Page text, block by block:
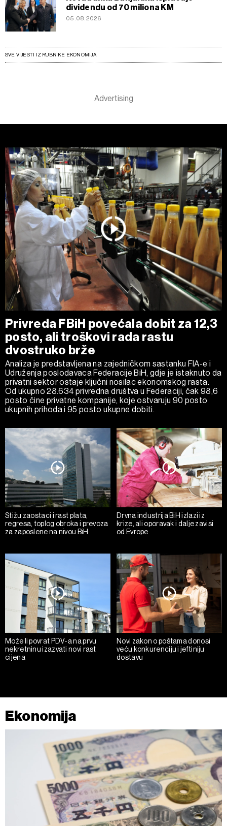
dividendu od 70 miliona KM
05.08.2026
SVE VIJESTI IZ RUBRIKE EKONOMIJA
Privreda FBiH povećala dobit za 12,3
posto, ali troškovi rada rastu
dvostruko brže
Analiza je predstavljena na zajedničkom sastanku FIA-e i
Udruženja poslodavaca Federacije BiH, gdje je istaknuto da
privatni sektor ostaje ključni nosilac ekonomskog rasta.
Od ukupno 28.634 privredna društva u Federaciji, čak 98,6
posto čine privatne kompanije, koje ostvaruju 90 posto
ukupnih prihoda i 95 posto ukupne dobiti.
Stižu zaostaci i rast plata,
regresa, toplog obroka i prevoza
za zaposlene na nivou BiH
Drvna industrija BiH izlazi iz
krize, ali oporavak i dalje zavisi
od Evrope
Može li povrat PDV-a na prvu
nekretninu izazvati novi rast
cijena
Novi zakon o poštama donosi
veću konkurenciju i jeftiniju
dostavu
Ekonomija